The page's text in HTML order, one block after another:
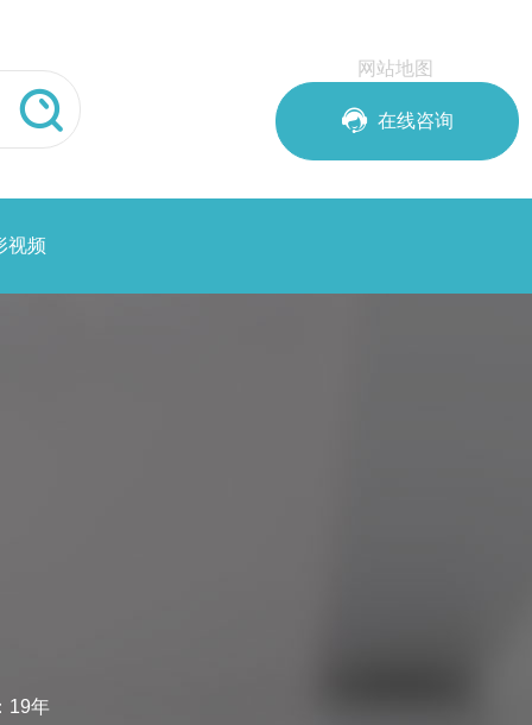

网站地图
 在线咨询
视频
19年